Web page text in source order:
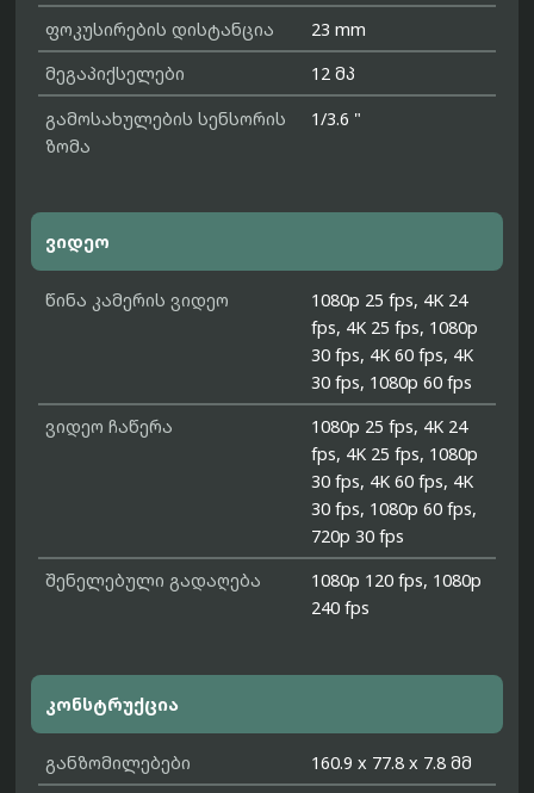
ფოკუსირების დისტანცია
23 mm
მეგაპიქსელები
12 მპ
გამოსახულების სენსორის
ზომა
1/3.6 "
ვიდეო
წინა კამერის ვიდეო
1080p 25 fps, 4K 24
fps, 4K 25 fps, 1080p
30 fps, 4K 60 fps, 4K
30 fps, 1080p 60 fps
ვიდეო ჩაწერა
1080p 25 fps, 4K 24
fps, 4K 25 fps, 1080p
30 fps, 4K 60 fps, 4K
30 fps, 1080p 60 fps,
720p 30 fps
შენელებული გადაღება
1080p 120 fps, 1080p
240 fps
კონსტრუქცია
განზომილებები
160.9 x 77.8 x 7.8 მმ